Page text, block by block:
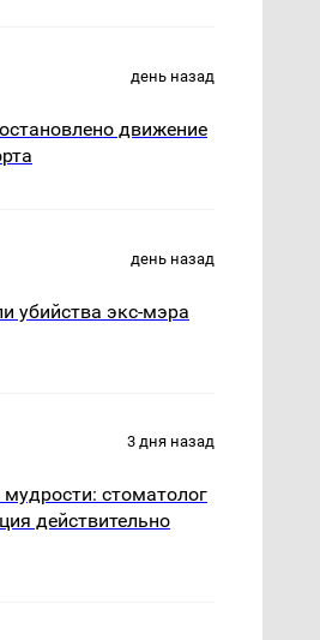
день назад
движение
день назад
убийства экс-мэра
3 дня назад
стоматолог
действительно